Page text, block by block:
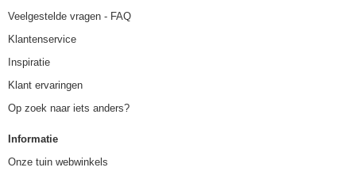
Veelgestelde vragen - FAQ
Klantenservice
Inspiratie
Klant ervaringen
Op zoek naar iets anders?
Informatie
Onze tuin webwinkels